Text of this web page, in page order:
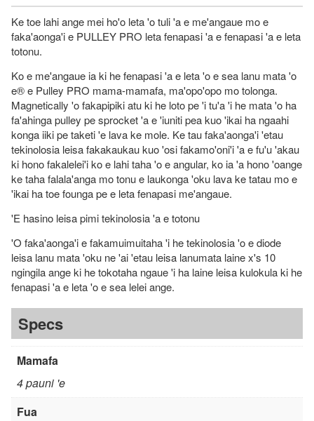
Ke toe lahi ange mei ho'o leta 'o tuli 'a e me'angaue mo e
faka'aonga'i e PULLEY PRO leta fenapasi 'a e fenapasi 'a e leta
totonu.
Ko e me'angaue ia ki he fenapasi 'a e leta 'o e sea lanu mata 'o
e® e Pulley PRO mama-mamafa, ma'opo'opo mo tolonga.
Magnetically 'o fakapipiki atu ki he loto pe 'i tu'a 'i he mata 'o ha
fa'ahinga pulley pe sprocket 'a e 'iuniti pea kuo 'ikai ha ngaahi
konga iiki pe taketi 'e lava ke mole. Ke tau faka'aonga'i 'etau
tekinolosia leisa fakakaukau kuo 'osi fakamo'oni'i 'a e fu'u 'akau
ki hono fakalelei'i ko e lahi taha 'o e angular, ko ia 'a hono 'oange
ke taha falala'anga mo tonu e laukonga 'oku lava ke tatau mo e
'ikai ha toe founga pe e leta fenapasi me'angaue.
'E hasino leisa pimi tekinolosia 'a e totonu
'O faka'aonga'i e fakamuimuitaha 'i he tekinolosia 'o e diode
leisa lanu mata 'oku ne 'ai 'etau leisa lanumata laine x's 10
ngingila ange ki he tokotaha ngaue 'i ha laine leisa kulokula ki he
fenapasi 'a e leta 'o e sea lelei ange.
Specs
Mamafa
4 pauni 'e
Fua